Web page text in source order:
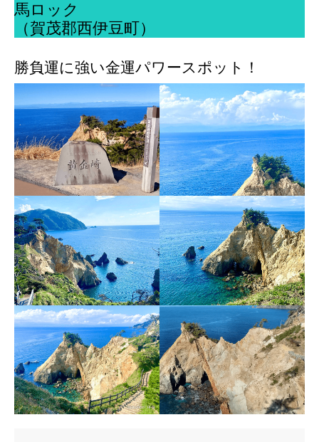
馬ロック
（賀茂郡西伊豆町）
勝負運に強い金運パワースポット！